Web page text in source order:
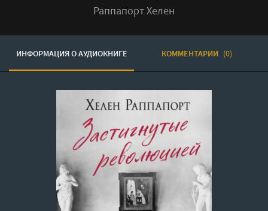
Раппапорт Хелен
ИНФОРМАЦИЯ О АУДИОКНИГЕ КОММЕНТАРИИ (0)